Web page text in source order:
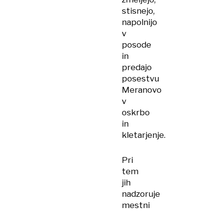
stisnejo,
napolnijo
v
posode
in
predajo
posestvu
Meranovo
v
oskrbo
in
kletarjenje.
Pri
tem
jih
nadzoruje
mestni